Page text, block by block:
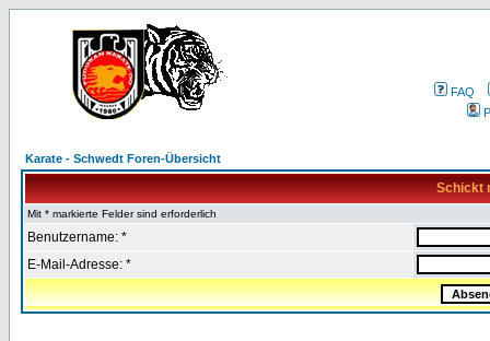
FAQ
Karate - Schwedt Foren-Übersicht
Schickt
Mit * markierte Felder sind erforderlich
Benutzername: *
E-Mail-Adresse: *